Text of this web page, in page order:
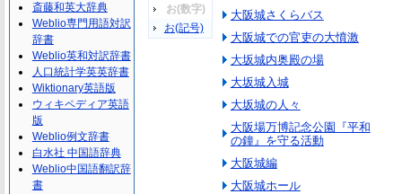
お(数字)
お(記号)
大阪城さくらバス
大阪城での官吏の大憤激
大坂城内奥殿の場
大坂城入城
大坂城の人々
大阪場万博記念公園『平和
の鐘』を守る活動
大阪城編
大阪城ホール
斎藤和英大辞典
Weblio専門用語対訳
辞書
Weblio英和対訳辞書
人口統計学英英辞書
Wiktionary英語版
ウィキペディア英語
版
Weblio例文辞書
白水社 中国語辞典
Weblio中国語翻訳辞
書